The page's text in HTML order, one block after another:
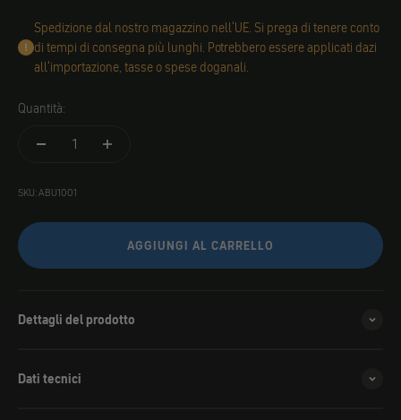
Spedizione dal nostro magazzino nell'UE. Si prega di tenere conto
di tempi di consegna più lunghi. Potrebbero essere applicati dazi
all'importazione, tasse o spese doganali.
Quantità:
SKU: ABU1001
AGGIUNGI AL CARRELLO
Dettagli del prodotto
Dati tecnici